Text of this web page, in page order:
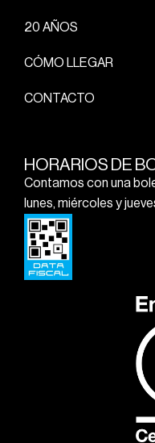
20 AÑOS
CÓMO LLEGAR
CONTACTO
HORARIOS DE
Contamos con una
lunes, miércoles y